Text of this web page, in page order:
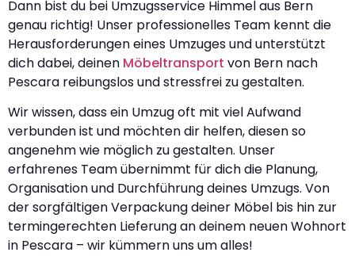
Dann bist du bei Umzugsservice Himmel aus Bern
genau richtig! Unser professionelles Team kennt die
Herausforderungen eines Umzuges und unterstützt
dich dabei, deinen Möbeltransport von Bern nach
Pescara reibungslos und stressfrei zu gestalten.
Wir wissen, dass ein Umzug oft mit viel Aufwand
verbunden ist und möchten dir helfen, diesen so
angenehm wie möglich zu gestalten. Unser
erfahrenes Team übernimmt für dich die Planung,
Organisation und Durchführung deines Umzugs. Von
der sorgfältigen Verpackung deiner Möbel bis hin zur
termingerechten Lieferung an deinem neuen Wohnort
in Pescara – wir kümmern uns um alles!